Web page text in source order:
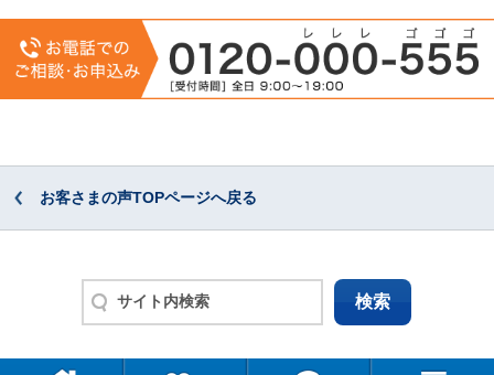
お客さまの声TOPページへ戻る